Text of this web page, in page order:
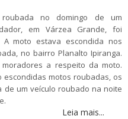
roubada no domingo de um
em Várzea Grande, foi
moto estava escondida nos
no bairro Planalto Ipiranga.
a respeito da moto.
escondidas motos roubadas, os
de um veículo roubado na noite
Leia mais...